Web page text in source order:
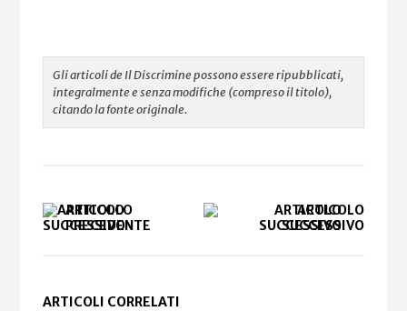
Gli articoli de Il Discrimine possono essere ripubblicati,
integralmente e senza modifiche (compreso il titolo),
citando la fonte originale.
ARTICOLO
PRECEDENTE
ARTICOLO
SUCCESSIVO
ARTICOLI CORRELATI